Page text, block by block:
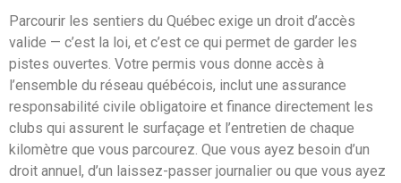
Parcourir les sentiers du Québec exige un droit d’accès
valide — c’est la loi, et c’est ce qui permet de garder les
pistes ouvertes. Votre permis vous donne accès à
l’ensemble du réseau québécois, inclut une assurance
responsabilité civile obligatoire et finance directement les
clubs qui assurent le surfaçage et l’entretien de chaque
kilomètre que vous parcourez. Que vous ayez besoin d’un
droit annuel, d’un laissez-passer journalier ou que vous ayez